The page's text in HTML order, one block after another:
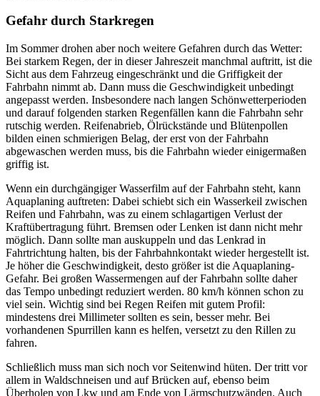
Gefahr durch Starkregen
Im Sommer drohen aber noch weitere Gefahren durch das Wetter:
Bei starkem Regen, der in dieser Jahreszeit manchmal auftritt, ist die
Sicht aus dem Fahrzeug eingeschränkt und die Griffigkeit der
Fahrbahn nimmt ab. Dann muss die Geschwindigkeit unbedingt
angepasst werden. Insbesondere nach langen Schönwetterperioden
und darauf folgenden starken Regenfällen kann die Fahrbahn sehr
rutschig werden. Reifenabrieb, Ölrückstände und Blütenpollen
bilden einen schmierigen Belag, der erst von der Fahrbahn
abgewaschen werden muss, bis die Fahrbahn wieder einigermaßen
griffig ist.
Wenn ein durchgängiger Wasserfilm auf der Fahrbahn steht, kann
Aquaplaning auftreten: Dabei schiebt sich ein Wasserkeil zwischen
Reifen und Fahrbahn, was zu einem schlagartigen Verlust der
Kraftübertragung führt. Bremsen oder Lenken ist dann nicht mehr
möglich. Dann sollte man auskuppeln und das Lenkrad in
Fahrtrichtung halten, bis der Fahrbahnkontakt wieder hergestellt ist.
Je höher die Geschwindigkeit, desto größer ist die Aquaplaning-
Gefahr. Bei großen Wassermengen auf der Fahrbahn sollte daher
das Tempo unbedingt reduziert werden. 80 km/h können schon zu
viel sein. Wichtig sind bei Regen Reifen mit gutem Profil:
mindestens drei Millimeter sollten es sein, besser mehr. Bei
vorhandenen Spurrillen kann es helfen, versetzt zu den Rillen zu
fahren.
Schließlich muss man sich noch vor Seitenwind hüten. Der tritt vor
allem in Waldschneisen und auf Brücken auf, ebenso beim
Überholen von Lkw und am Ende von Lärmschutzwänden. Auch